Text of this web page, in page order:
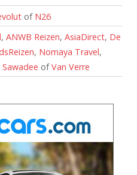
of N26
, ANWB Reizen, AsiaDirect, De
, Nomaya Travel,
Sawadee ofVan Verre